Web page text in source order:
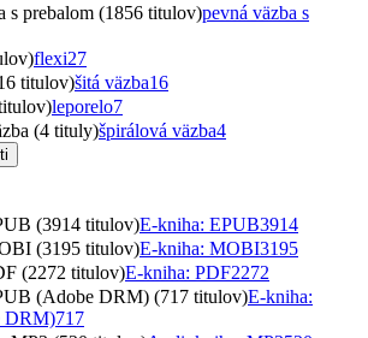
s prebalom (1856 titulov)pevná väzba s
flexi27
titulov)šitá väzba16
leporelo7
(4 tituly)špirálová väzba4
(3914 titulov)E-kniha: EPUB3914
(3195 titulov)E-kniha: MOBI3195
(2272 titulov)E-kniha: PDF2272
(Adobe DRM) (717 titulov)E-kniha:
DRM)717